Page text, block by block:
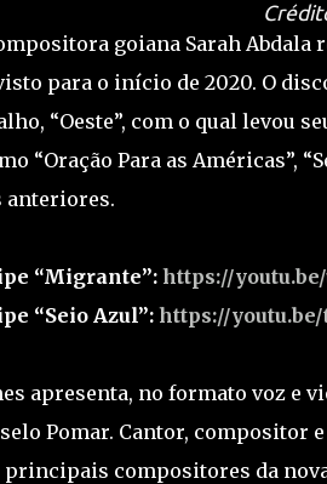
goiana Sarah
para o início de 2020. O
“Oeste”, com o qual levou
“Oração Para as Américas”,
anteriores.
“Migrante”:https://
“Seio Azul”: https://youtu.be/
apresenta, no formato voz e
Pomar. Cantor,
principais compositores da